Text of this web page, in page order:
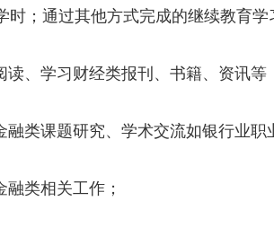
时；通过其他方式完成的继续教育学
读、学习财经类报刊、书籍、资讯等
融类课题研究、学术交流如银行业
融类相关工作；